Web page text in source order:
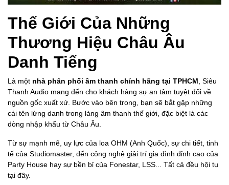
Thế Giới Của Những
Thương Hiệu Châu Âu
Danh Tiếng
Là một nhà phân phối âm thanh chính hãng tại TPHCM , Siêu
Thanh Audio mang đến cho khách hàng sự an tâm tuyệt đối về
nguồn gốc xuất xứ. Bước vào bên trong, bạn sẽ bắt gặp những
cái tên lừng danh trong làng âm thanh thế giới, đặc biệt là các
dòng nhập khẩu từ Châu Âu.
Từ sự mạnh mẽ, uy lực của loa OHM (Anh Quốc), sự chi tiết, tinh
tế của Studiomaster, đến công nghệ giải trí gia đình đỉnh cao của
Party House hay sự bền bỉ của Fonestar, LSS... Tất cả đều hội tụ
tại đây.